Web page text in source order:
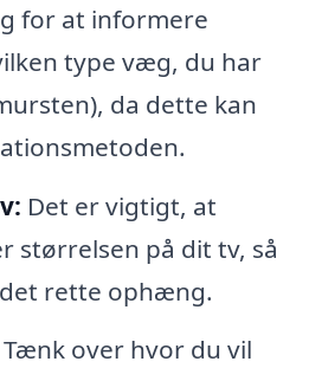
for at informere
type væg, du har
da dette kan
Det er vigtigt, at
størrelsen på dit tv, så
rette ophæng.
Tænk over hvor du vil